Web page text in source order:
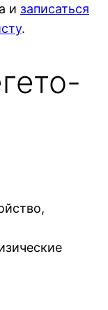
и записаться
.